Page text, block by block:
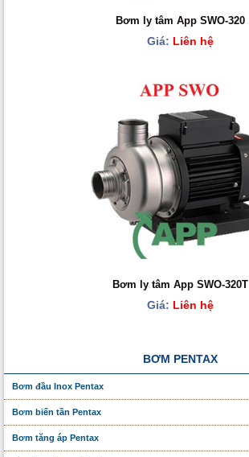
Bơm ly tâm App SWO-320
Giá: Liên hệ
Bơm ly tâm App SWO-320T
Giá: Liên hệ
BƠM PENTAX
Bơm đầu Inox Pentax
Bơm biến tần Pentax
Bơm tăng áp Pentax